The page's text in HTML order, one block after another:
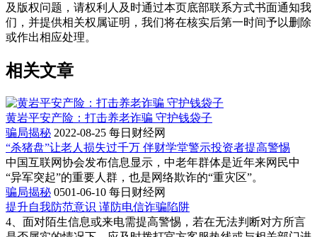
及版权问题，请权利人及时通过本页底部联系方式书面通知我
们，并提供相关权属证明，我们将在核实后第一时间予以删除
或作出相应处理。
相关文章
黄岩平安产险：打击养老诈骗 守护钱袋子
骗局揭秘 2022-08-25 每日财经网
“杀猪盘”让老人损失过千万 伴财学堂警示投资者提高警惕
中国互联网协会发布信息显示，中老年群体是近年来网民中
“异军突起”的重要人群，也是网络欺诈的“重灾区”。
骗局揭秘 0501-06-10 每日财经网
提升自我防范意识 谨防电信诈骗陷阱
4、面对陌生信息或来电需提高警惕，若在无法判断对方所言